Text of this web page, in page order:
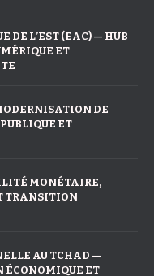
DE L’EST (EAC) — HUB
ET
DE
ET
MONÉTAIRE,
TRANSITION
AU TCHAD —
ET